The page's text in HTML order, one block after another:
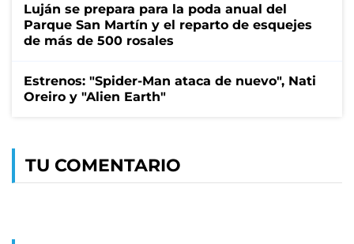
Luján se prepara para la poda anual del
Parque San Martín y el reparto de esquejes
de más de 500 rosales
Estrenos: "Spider-Man ataca de nuevo", Nati
Oreiro y "Alien Earth"
TU COMENTARIO